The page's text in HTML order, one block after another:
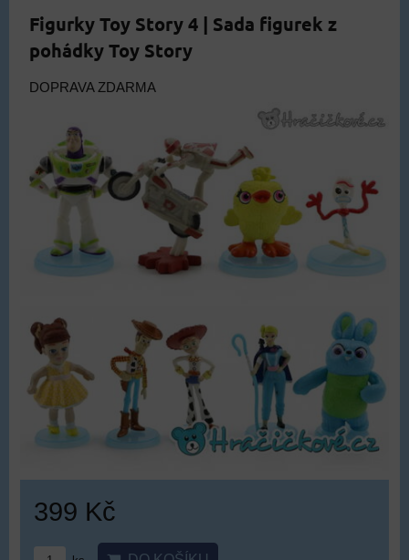
Figurky Toy Story 4 | Sada figurek z
pohádky Toy Story
DOPRAVA ZDARMA
399 Kč